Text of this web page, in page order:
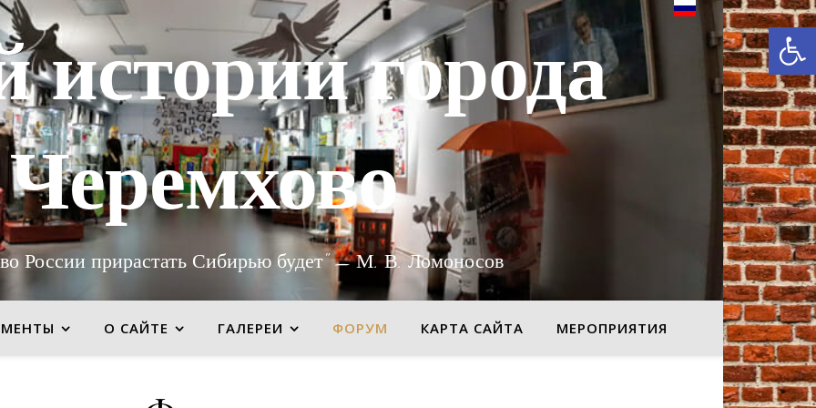
истории города
Черемхово
России прирастать Сибирью будет" — М. В. Ломоносов
О САЙТЕ ГАЛЕРЕИ ФОРУМ КАРТА САЙТА МЕРОПРИЯТИЯ